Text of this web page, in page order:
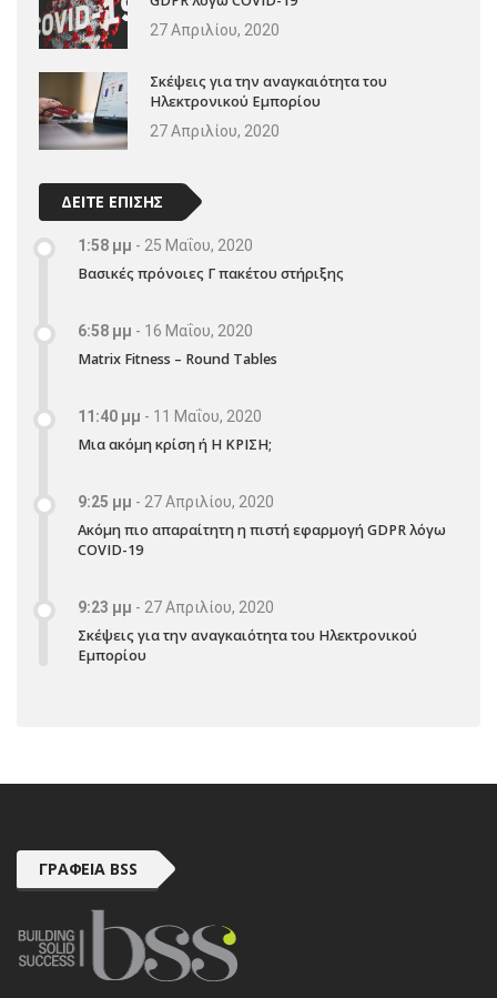
27 Απριλίου, 2020
Σκέψεις για την αναγκαιότητα του
Ηλεκτρονικού Εμπορίου
27 Απριλίου, 2020
ΔΕΙΤΕ ΕΠΙΣΗΣ
1:58 μμ - 25 Μαΐου, 2020
Βασικές πρόνοιες Γ πακέτου στήριξης
6:58 μμ - 16 Μαΐου, 2020
Matrix Fitness – Round Tables
11:40 μμ - 11 Μαΐου, 2020
Μια ακόμη κρίση ή Η ΚΡΙΣΗ;
9:25 μμ - 27 Απριλίου, 2020
Ακόμη πιο απαραίτητη η πιστή εφαρμογή GDPR λόγω
COVID-19
9:23 μμ - 27 Απριλίου, 2020
Σκέψεις για την αναγκαιότητα του Ηλεκτρονικού
Εμπορίου
ΓΡΑΦΕΊΑ BSS